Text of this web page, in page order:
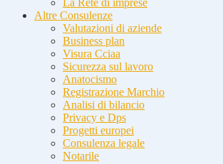
La Rete di imprese
Altre Consulenze
Valutazioni di aziende
Business plan
Visura Cciaa
Sicurezza sul lavoro
Anatocismo
Registrazione Marchio
Analisi di bilancio
Privacy e Dps
Progetti europei
Consulenza legale
Notarile